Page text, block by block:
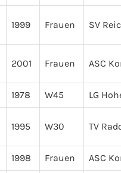
1999 Frauen SV
2001 Frauen ASC
1978 W45 LG
1995 W30 TV
1998 Frauen ASC